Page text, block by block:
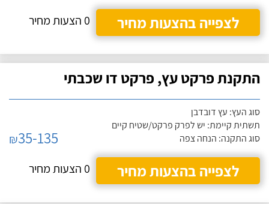
לצפייה בהצעות מחיר
0 הצעות מחיר
התקנת פרקט עץ, פרקט דו שכבתי
סוג העץ: עץ דובדבן
תשתית קיימת: יש לפרק פרקט/שטיח קיים
סוג התקנה: הנחה צפה
₪35-135
לצפייה בהצעות מחיר
0 הצעות מחיר